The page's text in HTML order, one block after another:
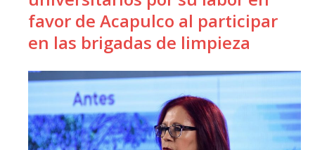
favor de Acapulco al participar
en las brigadas de limpieza